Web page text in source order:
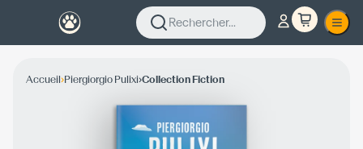
Rechercher...
Accueil›Piergiorgio Pulixi›Collection Fiction